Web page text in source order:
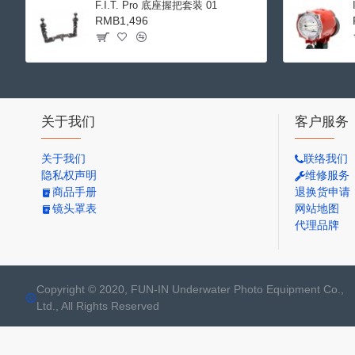
F.I.T. Pro 底座握把套装 01
RMB1,496
关于我们
关于我们
隐私权声明
商品手册
镜头罩表
客户服务
联络我们
维修服务
退换货申请
网站地图
代理品牌
Copyright © 2020, FUN-IN Underwater Photo Equipment Co.,
Ltd., All Rights Reserved